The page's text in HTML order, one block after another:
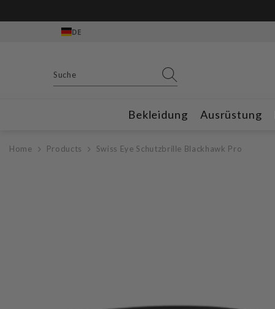
Gratis
DE
Bekleidung Ausrüstung
Home Products Swiss Eye Schutzbrille Blackhawk Pro